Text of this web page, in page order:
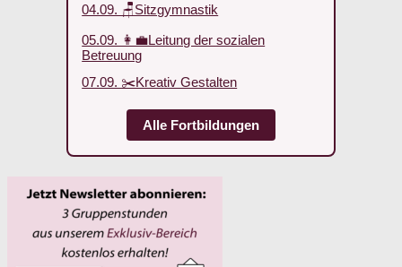
04.09. 🪑Sitzgymnastik
05.09. 👩‍💼Leitung der sozialen
Betreuung
07.09. ✂️Kreativ Gestalten
Alle Fortbildungen